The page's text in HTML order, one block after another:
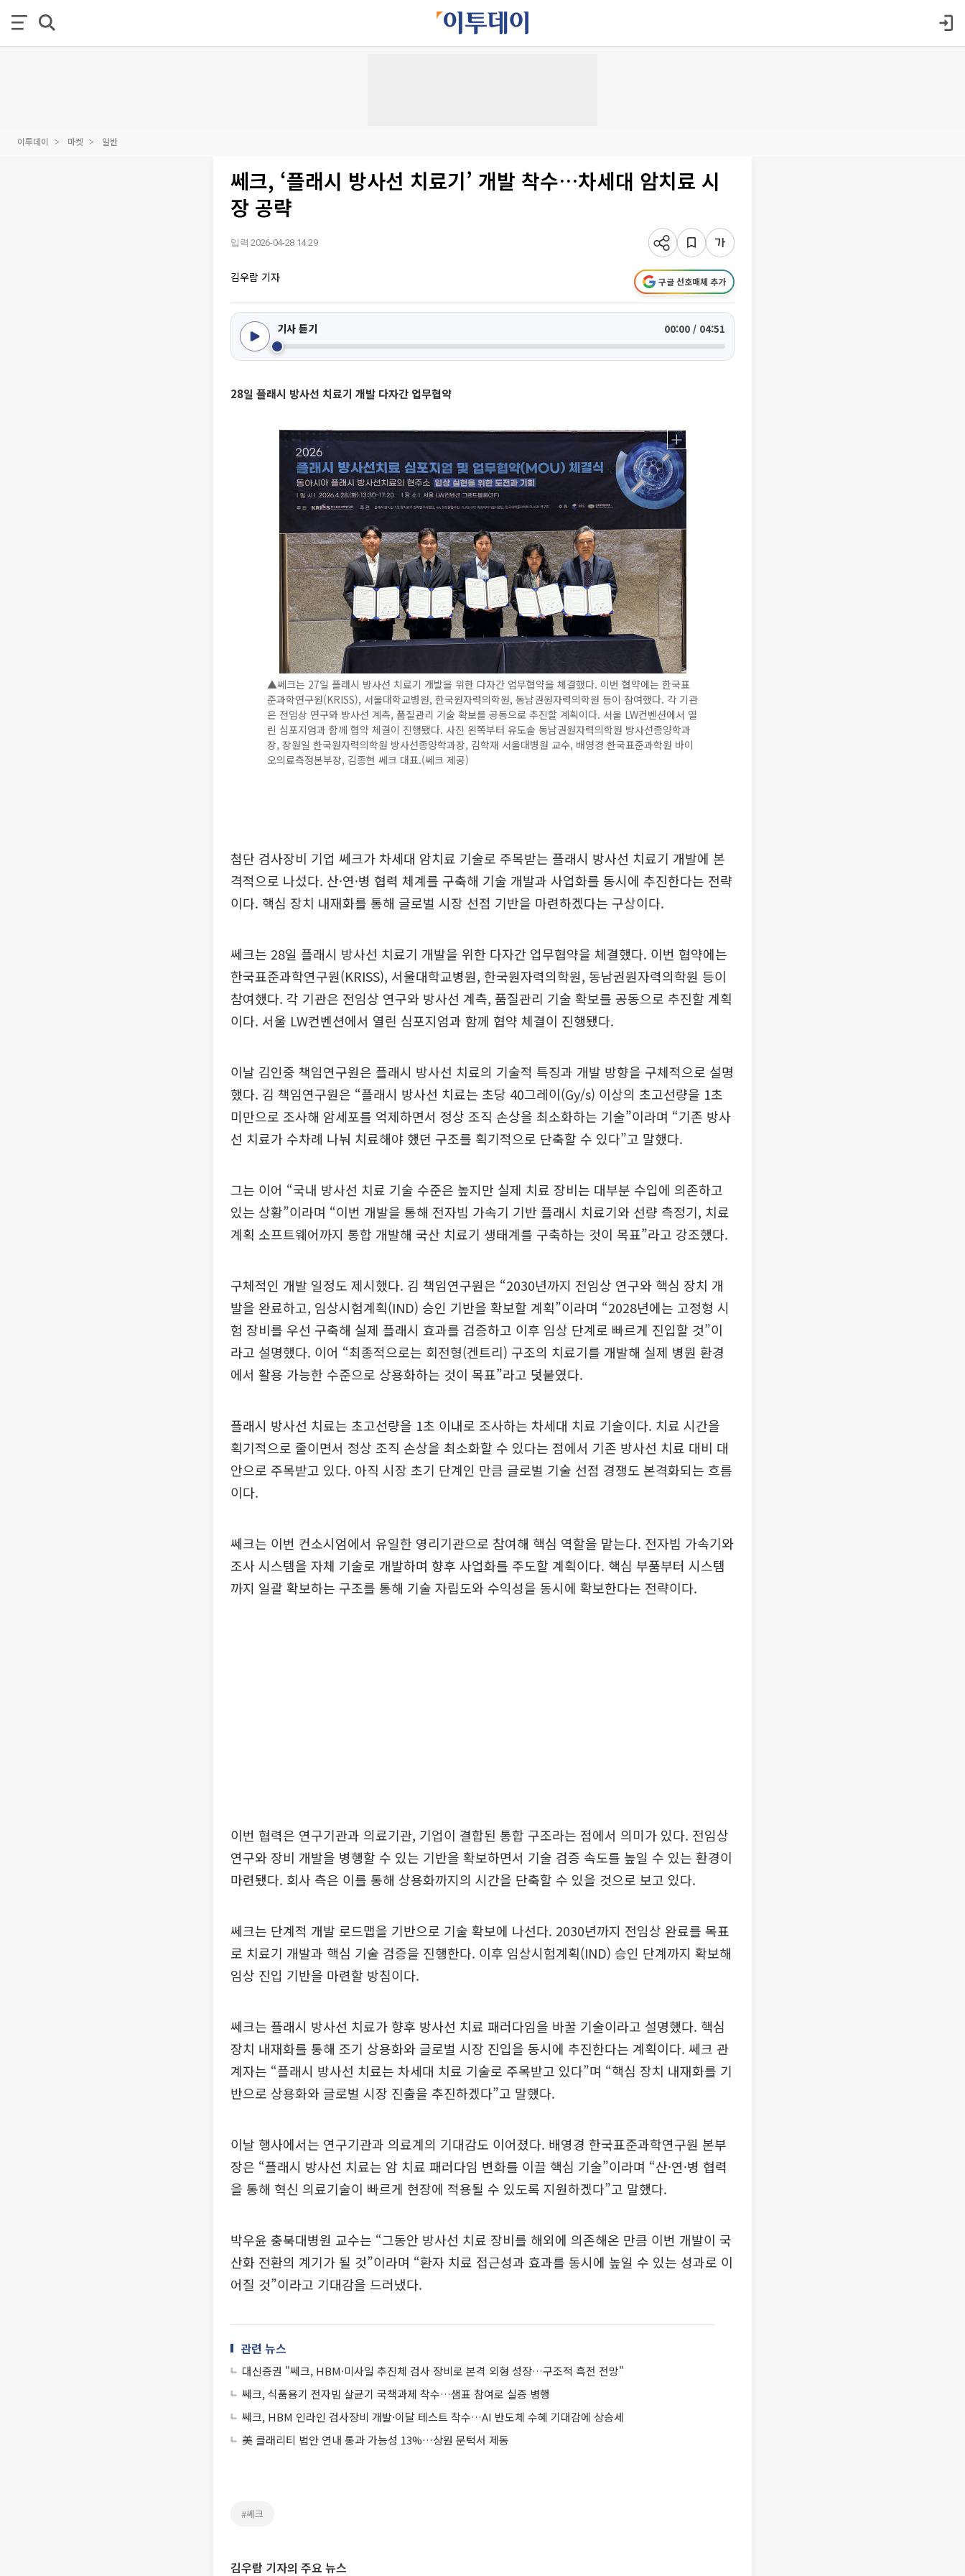
이투데이 마켓 일반
쎄크, ‘플래시 방사선 치료기’ 개발 착수…차세대 암치료 시
장 공략
입력 2026-04-28 14:29
김우람 기자 구글 선호매체 추가
기사 듣기 00:00 / 04:51
28일 플래시 방사선 치료기 개발 다자간 업무협약
▲쎄크는 27일 플래시 방사선 치료기 개발을 위한 다자간 업무협약을 체결했다. 이번 협약에는 한국표
준과학연구원(KRISS), 서울대학교병원, 한국원자력의학원, 동남권원자력의학원 등이 참여했다. 각 기관
은 전임상 연구와 방사선 계측, 품질관리 기술 확보를 공동으로 추진할 계획이다. 서울 LW컨벤션에서 열
린 심포지엄과 함께 협약 체결이 진행됐다. 사진 왼쪽부터 유도솔 동남권원자력의학원 방사선종양학과
장, 장원일 한국원자력의학원 방사선종양학과장, 김학재 서울대병원 교수, 배영경 한국표준과학원 바이
오의료측정본부장, 김종현 쎄크 대표.(쎄크 제공)
첨단 검사장비 기업 쎄크가 차세대 암치료 기술로 주목받는 플래시 방사선 치료기 개발에 본
격적으로 나섰다. 산·연·병 협력 체계를 구축해 기술 개발과 사업화를 동시에 추진한다는 전략
이다. 핵심 장치 내재화를 통해 글로벌 시장 선점 기반을 마련하겠다는 구상이다.
쎄크는 28일 플래시 방사선 치료기 개발을 위한 다자간 업무협약을 체결했다. 이번 협약에는
한국표준과학연구원(KRISS), 서울대학교병원, 한국원자력의학원, 동남권원자력의학원 등이
참여했다. 각 기관은 전임상 연구와 방사선 계측, 품질관리 기술 확보를 공동으로 추진할 계획
이다. 서울 LW컨벤션에서 열린 심포지엄과 함께 협약 체결이 진행됐다.
이날 김인중 책임연구원은 플래시 방사선 치료의 기술적 특징과 개발 방향을 구체적으로 설명
했다. 김 책임연구원은 “플래시 방사선 치료는 초당 40그레이(Gy/s) 이상의 초고선량을 1초
미만으로 조사해 암세포를 억제하면서 정상 조직 손상을 최소화하는 기술”이라며 “기존 방사
선 치료가 수차례 나눠 치료해야 했던 구조를 획기적으로 단축할 수 있다”고 말했다.
그는 이어 “국내 방사선 치료 기술 수준은 높지만 실제 치료 장비는 대부분 수입에 의존하고
있는 상황”이라며 “이번 개발을 통해 전자빔 가속기 기반 플래시 치료기와 선량 측정기, 치료
계획 소프트웨어까지 통합 개발해 국산 치료기 생태계를 구축하는 것이 목표”라고 강조했다.
구체적인 개발 일정도 제시했다. 김 책임연구원은 “2030년까지 전임상 연구와 핵심 장치 개
발을 완료하고, 임상시험계획(IND) 승인 기반을 확보할 계획”이라며 “2028년에는 고정형 시
험 장비를 우선 구축해 실제 플래시 효과를 검증하고 이후 임상 단계로 빠르게 진입할 것”이
라고 설명했다. 이어 “최종적으로는 회전형(겐트리) 구조의 치료기를 개발해 실제 병원 환경
에서 활용 가능한 수준으로 상용화하는 것이 목표”라고 덧붙였다.
플래시 방사선 치료는 초고선량을 1초 이내로 조사하는 차세대 치료 기술이다. 치료 시간을
획기적으로 줄이면서 정상 조직 손상을 최소화할 수 있다는 점에서 기존 방사선 치료 대비 대
안으로 주목받고 있다. 아직 시장 초기 단계인 만큼 글로벌 기술 선점 경쟁도 본격화되는 흐름
이다.
쎄크는 이번 컨소시엄에서 유일한 영리기관으로 참여해 핵심 역할을 맡는다. 전자빔 가속기와
조사 시스템을 자체 기술로 개발하며 향후 사업화를 주도할 계획이다. 핵심 부품부터 시스템
까지 일괄 확보하는 구조를 통해 기술 자립도와 수익성을 동시에 확보한다는 전략이다.
이번 협력은 연구기관과 의료기관, 기업이 결합된 통합 구조라는 점에서 의미가 있다. 전임상
연구와 장비 개발을 병행할 수 있는 기반을 확보하면서 기술 검증 속도를 높일 수 있는 환경이
마련됐다. 회사 측은 이를 통해 상용화까지의 시간을 단축할 수 있을 것으로 보고 있다.
쎄크는 단계적 개발 로드맵을 기반으로 기술 확보에 나선다. 2030년까지 전임상 완료를 목표
로 치료기 개발과 핵심 기술 검증을 진행한다. 이후 임상시험계획(IND) 승인 단계까지 확보해
임상 진입 기반을 마련할 방침이다.
쎄크는 플래시 방사선 치료가 향후 방사선 치료 패러다임을 바꿀 기술이라고 설명했다. 핵심
장치 내재화를 통해 조기 상용화와 글로벌 시장 진입을 동시에 추진한다는 계획이다. 쎄크 관
계자는 “플래시 방사선 치료는 차세대 치료 기술로 주목받고 있다”며 “핵심 장치 내재화를 기
반으로 상용화와 글로벌 시장 진출을 추진하겠다”고 말했다.
이날 행사에서는 연구기관과 의료계의 기대감도 이어졌다. 배영경 한국표준과학연구원 본부
장은 “플래시 방사선 치료는 암 치료 패러다임 변화를 이끌 핵심 기술”이라며 “산·연·병 협력
을 통해 혁신 의료기술이 빠르게 현장에 적용될 수 있도록 지원하겠다”고 말했다.
박우윤 충북대병원 교수는 “그동안 방사선 치료 장비를 해외에 의존해온 만큼 이번 개발이 국
산화 전환의 계기가 될 것”이라며 “환자 치료 접근성과 효과를 동시에 높일 수 있는 성과로 이
어질 것”이라고 기대감을 드러냈다.
관련 뉴스
대신증권 "쎄크, HBM·미사일 추진체 검사 장비로 본격 외형 성장…구조적 흑전 전망"
쎄크, 식품용기 전자빔 살균기 국책과제 착수…샘표 참여로 실증 병행
쎄크, HBM 인라인 검사장비 개발·이달 테스트 착수…AI 반도체 수혜 기대감에 상승세
美 클래리티 법안 연내 통과 가능성 13%…상원 문턱서 제동
#쎄크
김우람 기자의 주요 뉴스